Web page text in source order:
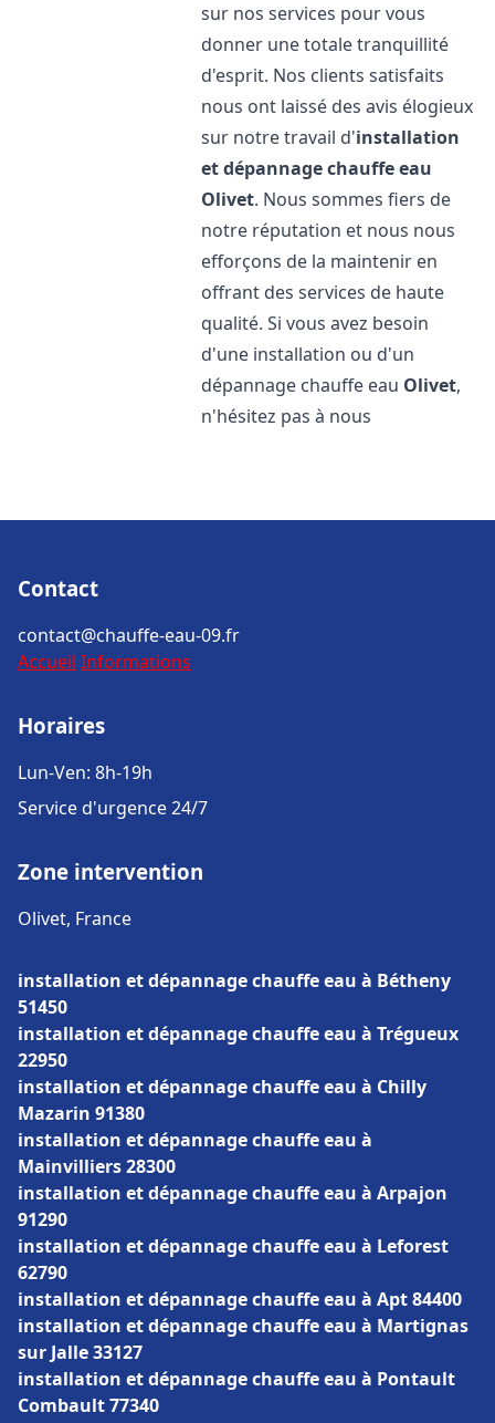
sur nos services pour vous
donner une totale tranquillité
d'esprit. Nos clients satisfaits
nous ont laissé des avis élogieux
sur notre travail d'installation
et dépannage chauffe eau
Olivet. Nous sommes fiers de
notre réputation et nous nous
efforçons de la maintenir en
offrant des services de haute
qualité. Si vous avez besoin
d'une installation ou d'un
dépannage chauffe eau Olivet,
n'hésitez pas à nous
Contact
contact@chauffe-eau-09.fr
Accueil Informations
Horaires
Lun-Ven: 8h-19h
Service d'urgence 24/7
Zone intervention
Olivet, France
installation et dépannage chauffe eau à Bétheny
51450
installation et dépannage chauffe eau à Trégueux
22950
installation et dépannage chauffe eau à Chilly
Mazarin 91380
installation et dépannage chauffe eau à
Mainvilliers 28300
installation et dépannage chauffe eau à Arpajon
91290
installation et dépannage chauffe eau à Leforest
62790
installation et dépannage chauffe eau à Apt 84400
installation et dépannage chauffe eau à Martignas
sur Jalle 33127
installation et dépannage chauffe eau à Pontault
Combault 77340